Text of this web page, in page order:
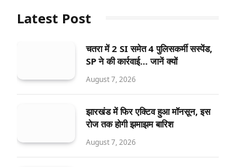
Latest Post
चतरा में 2 SI समेत 4 पुलिसकर्मी सस्पेंड,
SP ने की कार्रवाई… जानें क्यों
August 7, 2026
झारखंड में फिर एक्टिव हुआ मॉनसून, इस
रोज तक होगी झमाझम बारिश
August 7, 2026